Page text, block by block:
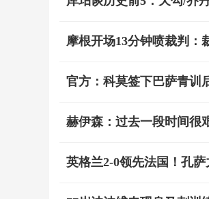
摩根开场13分钟喷裁判：
官方：科莫签下巴萨青训
赫伊森：过去一段时间很
英格兰2-0领先法国！孔